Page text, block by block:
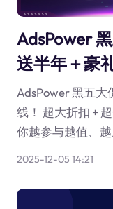
AdsPower
送半年＋豪
AdsPower 黑五大
线！ 超大折扣 +
你越参与越值、越
2025-12-05 14:21